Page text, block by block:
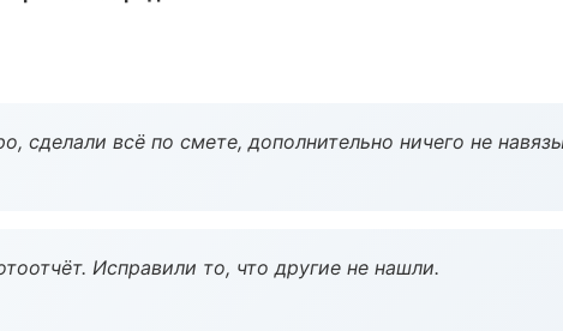
сделали всё по смете, дополнительно ничего не
Исправили то, что другие не нашли.